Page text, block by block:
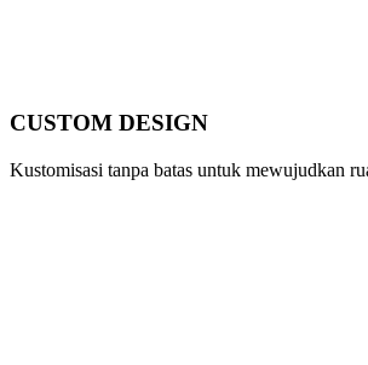
CUSTOM DESIGN
Kustomisasi tanpa batas untuk mewujudkan